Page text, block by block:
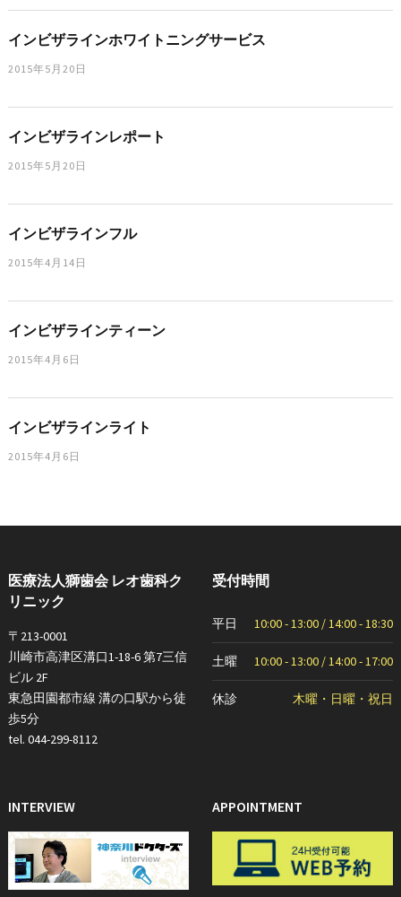
インビザラインホワイトニングサービス
2015年5月20日
インビザラインレポート
2015年5月20日
インビザラインフル
2015年4月14日
インビザラインティーン
2015年4月6日
インビザラインライト
2015年4月6日
医療法人獅歯会 レオ歯科ク
リニック
〒213-0001
川崎市高津区溝口1-18-6 第7三信
ビル 2F
東急田園都市線 溝の口駅から徒
歩5分
tel. 044-299-8112
受付時間
平日 10:00 - 13:00 / 14:00 - 18:30
土曜 10:00 - 13:00 / 14:00 - 17:00
休診 木曜・日曜・祝日
INTERVIEW APPOINTMENT